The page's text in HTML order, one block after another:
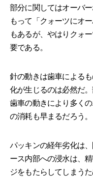
部分に関してはオーバ
もって「クォーツにオ
もあるが、やはりクォ
要である。
針の動きは歯車による
化が生じるのは必然だ
歯車の動きにより多く
の消耗も早まるだろう。
パッキンの経年劣化は
ース内部への浸水は、
ジをもたらしてしまう